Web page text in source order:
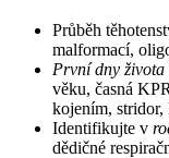
Průběh
malformací,
První dny života
věku, časná
kojením, stridor,
Identifikujte v
dědičné